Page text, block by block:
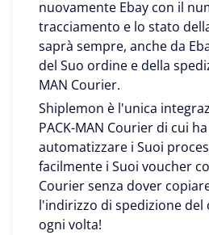
nuovamente Ebay con il
tracciamento e lo stato
saprà sempre, anche da
del Suo ordine e della
MAN Courier.
Shiplemon è l'unica
PACK-MAN Courier di cui
automatizzare i Suoi
facilmente i Suoi voucher
Courier senza dover
l'indirizzo di spedizione del
ogni volta!